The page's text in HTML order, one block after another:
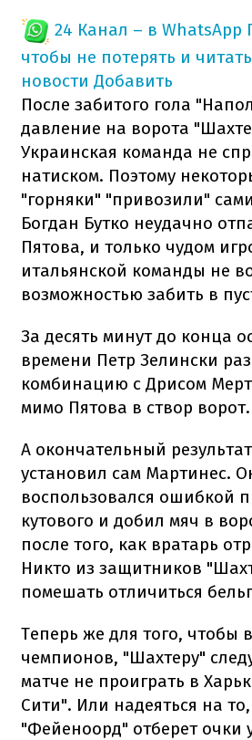
24 Канал – в WhatsApp
чтобы не потерять и
новости Добавить
После забитого гола
давление на ворота
Украинская команда не
натиском. Поэтому
"горняки" "привозили"
Богдан Бутко неудачно
Пятова, и только чудом
итальянской команды не
возможностью забить в
За десять минут до конца
времени Петр Зелински
комбинацию с Дрисом
мимо Пятова в створ ворот.
А окончательный
установил сам Мартинес.
воспользовался ошибкой
кутового и добил мяч в
после того, как вратарь
Никто из защитников
помешать отличиться
Теперь же для того, чтобы
чемпионов, "Шахтеру"
матче не проиграть в
Сити". Или надеяться на
"Фейеноорд" отберет очки